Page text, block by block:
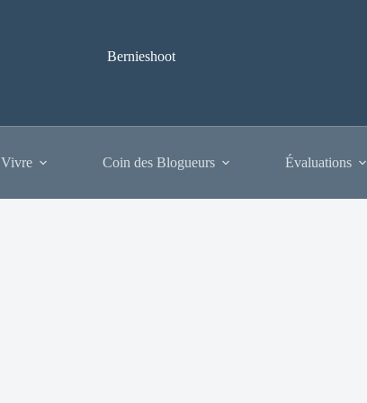
Bernieshoot
Coin des Blogueurs Évaluations